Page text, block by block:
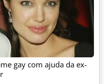
gay com ajuda da ex-